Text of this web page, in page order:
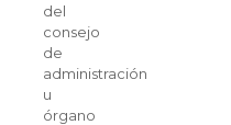
del
consejo
de
administración
u
órgano